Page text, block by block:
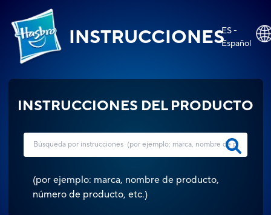
INSTRUCCIONESES -
Español
INSTRUCCIONES DEL PRODUCTO
(por ejemplo: marca, nombre de producto,
número de producto, etc.)